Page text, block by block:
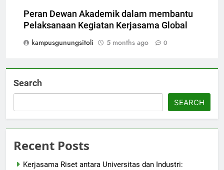
Peran Dewan Akademik dalam membantu
Pelaksanaan Kegiatan Kerjasama Global
kampusgunungsitoli
5 months ago 0
Search
SEARCH
Recent Posts
Kerjasama Riset antara Universitas dan Industri: